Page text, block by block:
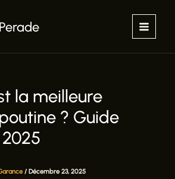
la meilleure
? Guide
/ Décembre 23, 2025